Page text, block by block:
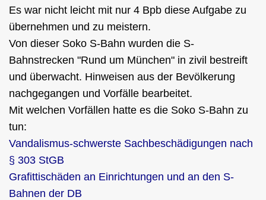
Es war nicht leicht mit nur 4 Bpb diese Aufgabe zu
übernehmen und zu meistern.
Von dieser Soko S-Bahn wurden die S-
Bahnstrecken "Rund um München" in zivil bestreift
und überwacht. Hinweisen aus der Bevölkerung
nachgegangen und Vorfälle bearbeitet.
Mit welchen Vorfällen hatte es die Soko S-Bahn zu
tun:
Vandalismus-schwerste Sachbeschädigungen nach
§ 303 StGB
Grafittischäden an Einrichtungen und an den S-
Bahnen der DB
der Fahndungsdienst der DB